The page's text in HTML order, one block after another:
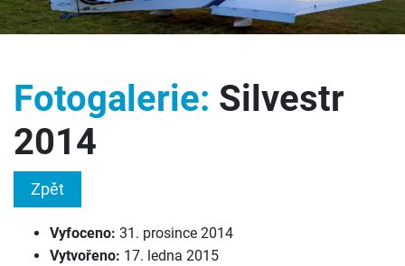
Fotogalerie: Silvestr
2014
Zpět
Vyfoceno: 31. prosince 2014
Vytvořeno: 17. ledna 2015